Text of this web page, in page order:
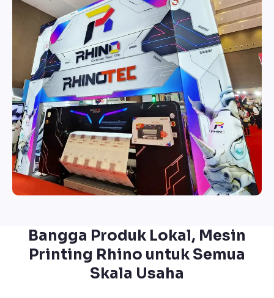
Bangga Produk Lokal, Mesin
Printing Rhino untuk Semua
Skala Usaha